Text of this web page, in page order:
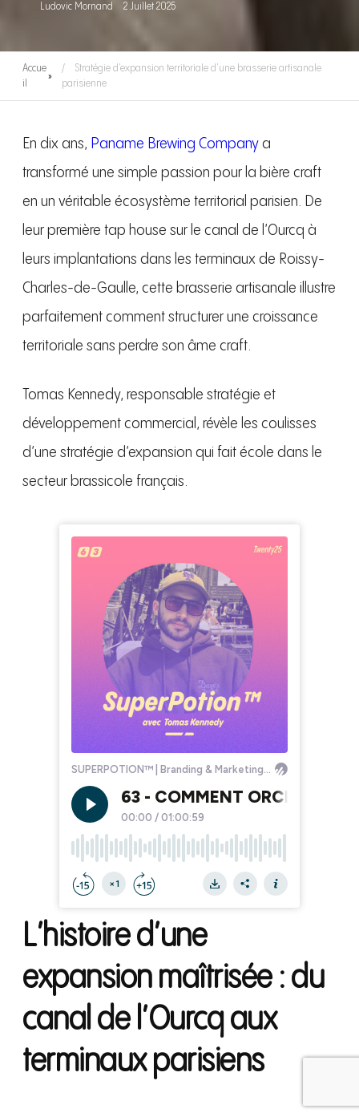
Ludovic Mornand 2 Juillet 2025
Accue
il
»
Stratégie d’expansion territoriale d’une brasserie artisanale
parisienne
En dix ans, Paname Brewing Companya
transformé une simple passion pour la bière craft
en un véritable écosystème territorial parisien. De
leur première tap house sur le canal de l’Ourcq à
leurs implantations dans les terminaux de Roissy-
Charles-de-Gaulle, cette brasserie artisanale illustre
parfaitement comment structurer une croissance
territoriale sans perdre son âme craft.
Tomas Kennedy, responsable stratégie et
développement commercial, révèle les coulisses
d’une stratégie d’expansion qui fait école dans le
secteur brassicole français.
L’histoire d’une
expansion maîtrisée : du
canal de l’Ourcq aux
terminaux parisiens